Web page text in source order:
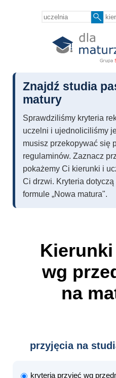
Znajdź studia
matury
Sprawdziliśmy kryteria
uczelni i ujednoliciliśmy
musisz przekopywać się
regulaminów. Zaznacz
pokażemy Ci kierunki i
Ci drzwi. Kryteria
formule „Nowa matura".
wg
na
przyjęcia na
kryteria przyjęć wg